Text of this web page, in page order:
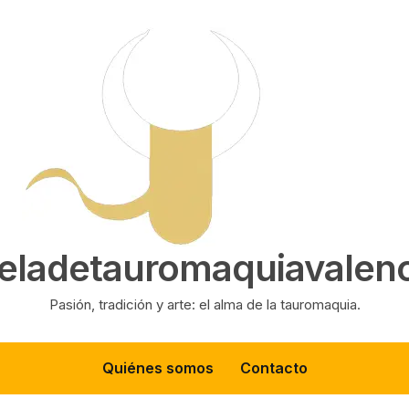
Pasión, tradición y arte: el alma de la tauromaquia.
Quiénes somos Contacto